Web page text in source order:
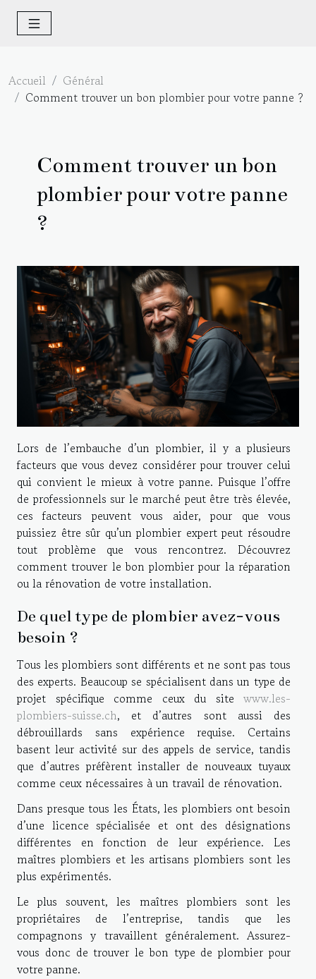
Accueil
Général
Comment trouver un bon plombier pour votre panne ?
Comment trouver un bon
plombier pour votre panne
?
Lors de l’embauche d’un plombier, il y a plusieurs
facteurs que vous devez considérer pour trouver celui
qui convient le mieux à votre panne. Puisque l’offre
de professionnels sur le marché peut être très élevée,
ces facteurs peuvent vous aider, pour que vous
puissiez être sûr qu’un plombier expert peut résoudre
tout problème que vous rencontrez. Découvrez
comment trouver le bon plombier pour la réparation
ou la rénovation de votre installation.
De quel type de plombier avez-vous
besoin ?
Tous les plombiers sont différents et ne sont pas tous
des experts. Beaucoup se spécialisent dans un type de
projet spécifique comme ceux du site www.les-
plombiers-suisse.ch, et d’autres sont aussi des
débrouillards sans expérience requise. Certains
basent leur activité sur des appels de service, tandis
que d’autres préfèrent installer de nouveaux tuyaux
comme ceux nécessaires à un travail de rénovation.
Dans presque tous les États, les plombiers ont besoin
d’une licence spécialisée et ont des désignations
différentes en fonction de leur expérience. Les
maîtres plombiers et les artisans plombiers sont les
plus expérimentés.
Le plus souvent, les maîtres plombiers sont les
propriétaires de l’entreprise, tandis que les
compagnons y travaillent généralement. Assurez-
vous donc de trouver le bon type de plombier pour
votre panne.